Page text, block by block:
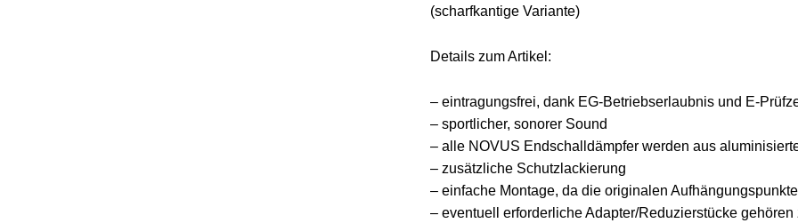
(scharfkantige Variante)
Details zum Artikel:
– eintragungsfrei, dank EG-Betriebserlaubnis und E-
– sportlicher, sonorer Sound
– alle NOVUS Endschalldämpfer werden aus
– zusätzliche Schutzlackierung
– einfache Montage, da die originalen
– eventuell erforderliche Adapter/Reduzierstücke gehören